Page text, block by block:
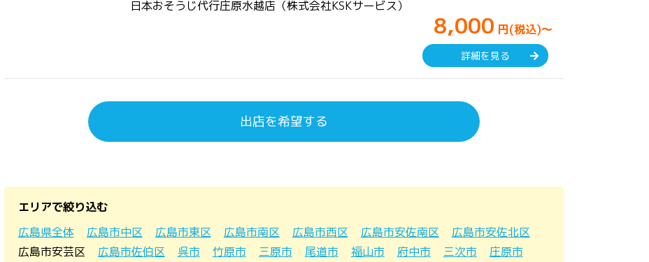
日本おそうじ代行庄原水越店（株式会社KSKサービス）
8,000 円(税込)～
詳細を見る
出店を希望する
エリアで絞り込む
広島県全体
広島市中区 広島市東区 広島市南区 広島市西区 広島市安佐南区
広島市安佐北区
広島市安芸区
広島市佐伯区 呉市 竹原市 三原市 尾道市 福山市 府中市 三次市
庄原市